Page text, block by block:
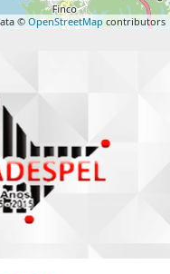
© OpenStreetMap contributors